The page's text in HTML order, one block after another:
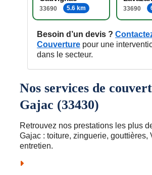
33690 5.6 km 33690
Besoin d’un devis ?
Couverture pour une
dans le secteur.
Nos services de
Gajac (33430)
Retrouvez nos prestations les plus
Gajac : toiture, zinguerie, gouttières,
entretien.